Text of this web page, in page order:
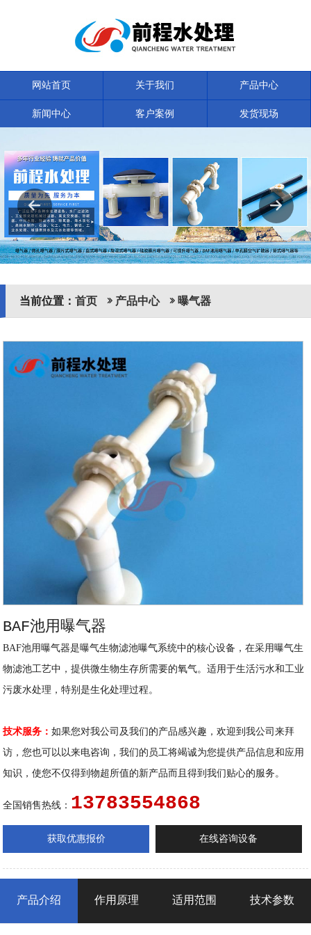
网站首页 关于我们 产品中心
新闻中心 客户案例 发货现场
当前位置： 首页 产品中心 曝气器
BAF池用曝气器
BAF池用曝气器是曝气生物滤池曝气系统中的核心设备，在采用曝气生
物滤池工艺中，提供微生物生存所需要的氧气。适用于生活污水和工业
污废水处理，特别是生化处理过程。
技术服务：如果您对我公司及我们的产品感兴趣，欢迎到我公司来拜
访，您也可以以来电咨询，我们的员工将竭诚为您提供产品信息和应用
知识，使您不仅得到物超所值的新产品而且得到我们贴心的服务。
全国销售热线： 13783554868
获取优惠报价 在线咨询设备
产品介绍 作用原理 适用范围 技术参数